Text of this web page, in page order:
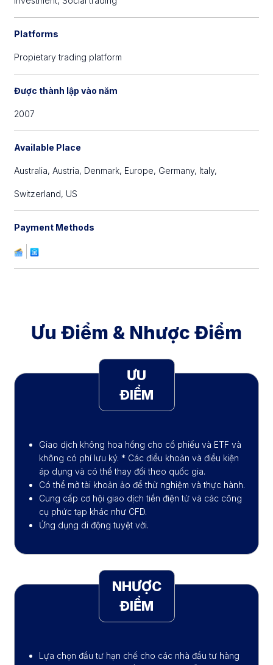
Platforms
Propietary trading platform
Được thành lập vào năm
2007
Available Place
Australia,Austria, Denmark, Europe, Germany, Italy,
Switzerland, US
Payment Methods
Ưu Điểm & Nhược Điểm
ƯU
ĐIỂM
Giao dịch không hoa hồng cho cổ phiếu và ETF và
không có phí lưu ký. * Các điều khoản và điều kiện
áp dụng và có thể thay đổi theo quốc gia.
Có thể mở tài khoản ảo để thử nghiệm và thực hành.
Cung cấp cơ hội giao dịch tiền điện tử và các công
cụ phức tạp khác như CFD.
Ứng dụng di động tuyệt vời.
NHƯỢC
ĐIỂM
Lựa chọn đầu tư hạn chế cho các nhà đầu tư hàng